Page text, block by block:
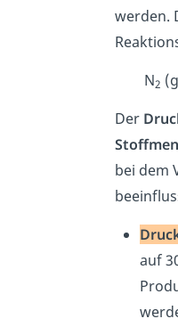
werden.
N2
Der
bei dem
auf